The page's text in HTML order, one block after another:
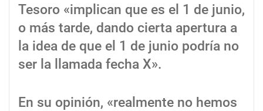
Tesoro «implican que es el 1 de junio,
o más tarde, dando cierta apertura a
la idea de que el 1 de junio podría no
ser la llamada fecha X».
En su opinión, «realmente no hemos